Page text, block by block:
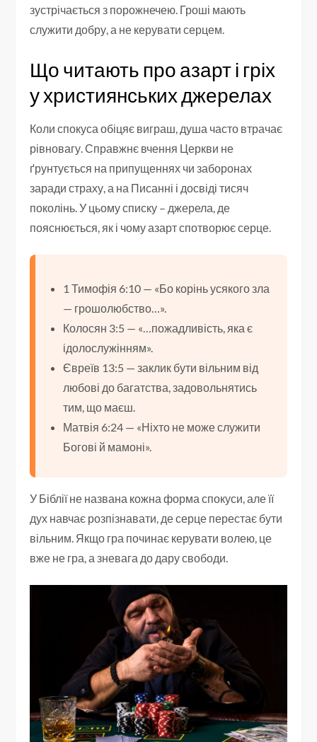
зустрічається з порожнечею. Гроші мають
служити добру, а не керувати серцем.
Що читають про азарт і гріх
у християнських джерелах
Коли спокуса обіцяє виграш, душа часто втрачає
рівновагу. Справжнє вчення Церкви не
ґрунтується на припущеннях чи заборонах
заради страху, а на Писанні і досвіді тисяч
поколінь. У цьому списку – джерела, де
пояснюється, як і чому азарт спотворює серце.
1 Тимофія 6:10 — «Бо корінь усякого зла
— грошолюбство…».
Колосян 3:5 — «…пожадливість, яка є
ідолослужінням».
Євреїв 13:5 — заклик бути вільним від
любові до багатства, задовольнятись
тим, що маєш.
Матвія 6:24 — «Ніхто не може служити
Богові й мамоні».
У Біблії не названа кожна форма спокуси, але її
дух навчає розпізнавати, де серце перестає бути
вільним. Якщо гра починає керувати волею, це
вже не гра, а зневага до дару свободи.